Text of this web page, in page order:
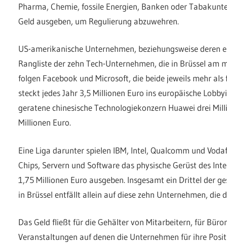
Pharma, Chemie, fossile Energien, Banken oder
Geld ausgeben, um Regulierung abzuwehren.
US-amerikanische Unternehmen, beziehungsweise deren
Rangliste der zehn Tech-Unternehmen, die in Brüssel am
folgen Facebook und Microsoft, die beide jeweils mehr
steckt jedes Jahr 3,5 Millionen Euro ins europäische
geratene chinesische Technologiekonzern Huawei drei
Millionen Euro.
Eine Liga darunter spielen IBM, Intel, Qualcomm und
Chips, Servern und Software das physische Gerüst des
1,75 Millionen Euro ausgeben. Insgesamt ein Drittel der
in Brüssel entfällt allein auf diese zehn Unternehmen, die
Das Geld fließt für die Gehälter von Mitarbeitern, für
Veranstaltungen auf denen die Unternehmen für ihre